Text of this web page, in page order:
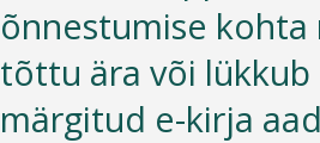
õnnestumise kohta
tõttu ära või
märgitud e-kirja